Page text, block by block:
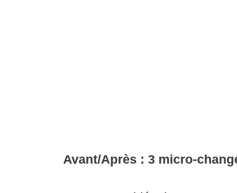
Avant/Après : 3 micro-